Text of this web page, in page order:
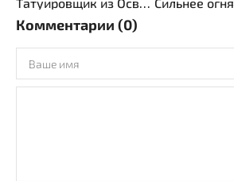
Комментарии (0)